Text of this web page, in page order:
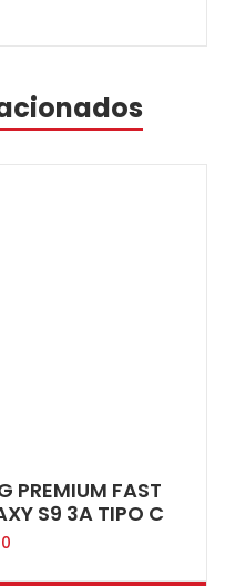
PREMIUM FAST
S9 3A TIPO C